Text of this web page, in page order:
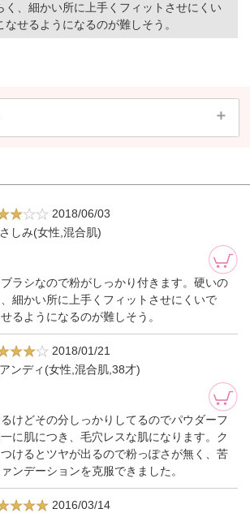
く、細かい所に上手くフィットさせにくい
せるようになるのが難しそう。
2018/06/03
しみ(女性,混合肌)
ラシなので粉がしっかり付きます。硬いの
細かい所に上手くフィットさせにくいで
るようになるのが難しそう。
2018/01/21
ンディ(女性,混合肌,38才)
けどその分しっかりしてるのでパウダーフ
に肌につき、毛穴レスな肌になります。ク
けるとツヤが出るので粉っぽさが無く、苦
ンデーションを克服できました。
2016/03/14